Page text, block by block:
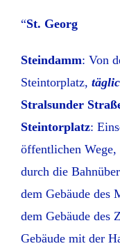
“St. Georg
Steindamm: Von
Steintorplatz,
Stralsunder
Steintorplatz:
öffentlichen Wege,
durch die
dem Gebäude des
dem Gebäude des
Gebäude mit der